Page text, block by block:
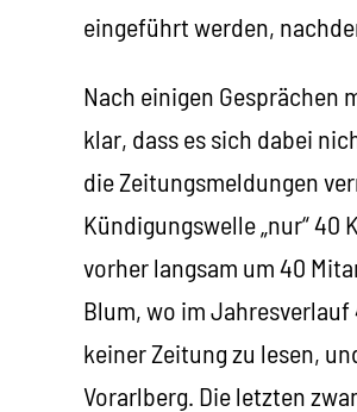
eingeführt werden,
Nach einigen Gesprächen
klar, dass es sich dabei
die Zeitungsmeldungen
Kündigungswelle „nur“
vorher langsam um 40
Blum, wo im
keiner Zeitung zu lesen,
Vorarlberg. Die letzten